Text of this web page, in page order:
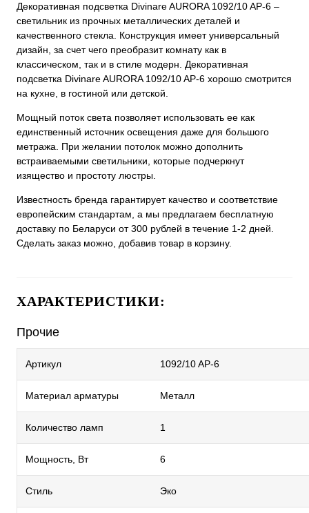
Декоративная подсветка Divinare AURORA 1092/10 AP-6 –
светильник из прочных металлических деталей и
качественного стекла. Конструкция имеет универсальный
дизайн, за счет чего преобразит комнату как в
классическом, так и в стиле модерн. Декоративная
подсветка Divinare AURORA 1092/10 AP-6 хорошо смотрится
на кухне, в гостиной или детской.
Мощный поток света позволяет использовать ее как
единственный источник освещения даже для большого
метража. При желании потолок можно дополнить
встраиваемыми светильники, которые подчеркнут
изящество и простоту люстры.
Известность бренда гарантирует качество и соответствие
европейским стандартам, а мы предлагаем бесплатную
доставку по Беларуси от 300 рублей в течение 1-2 дней.
Сделать заказ можно, добавив товар в корзину.
ХАРАКТЕРИСТИКИ:
Прочие
Артикул 1092/10 AP-6
Материал арматуры Металл
Количество ламп 1
Мощность, Вт 6
Стиль Эко